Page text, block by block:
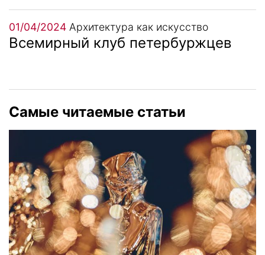
01/04/2024 Архитектура как искусство
Всемирный клуб петербуржцев
Самые читаемые статьи